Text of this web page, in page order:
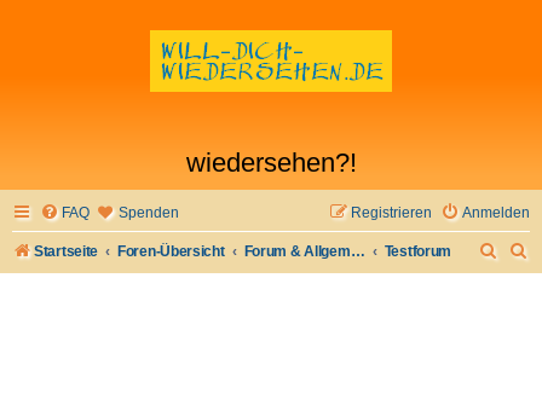
wiedersehen?!
FAQ Spenden Anmelden
Registrieren
Startseite Foren-Übersicht Forum & Allgemeines Testforum